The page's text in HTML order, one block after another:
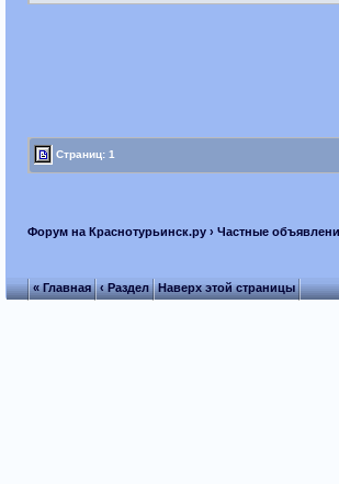
Страниц: 1
Форум на Краснотурьинск.ру› Частные
« Главная ‹ Раздел Наверх этой страницы